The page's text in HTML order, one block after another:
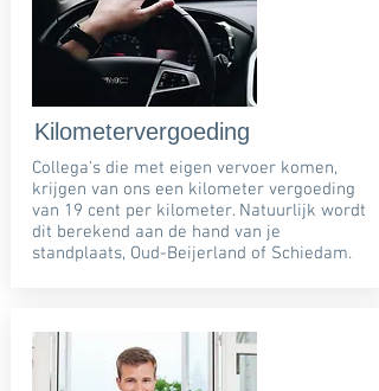
Kilometervergoeding
Collega's die met eigen vervoer komen,
krijgen van ons een kilometer vergoeding
van 19 cent per kilometer. Natuurlijk wordt
dit berekend aan de hand van je
standplaats, Oud-Beijerland of Schiedam.